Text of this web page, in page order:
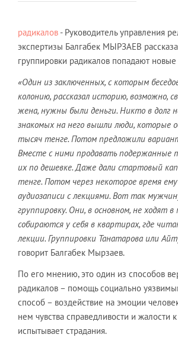
радикалов - Руководитель управления
экспертизы Балгабек МЫРЗАЕВ
группировки радикалов попадают
«Один из заключенных, с которым
колонию, рассказал историю, возможно,
жена, нужны были деньги. Никто в долг
знакомых на него вышли люди, которые
тысяч тенге. Потом предложили
Вместе с ними продавать подержанные
их по дешевке. Даже дали стартовый
тенге. Потом через некоторое время
аудиозаписи с лекциями. Вот так
группировку. Они, в основном, не ходят
собираются у себя в квартирах, где
лекции. Группировки Танатарова или
говорит Балгабек Мырзаев.
По его мнению, это один из способов
радикалов – помощь социально
способ – воздействие на эмоции
нем чувства справедливости и жалости
испытывает страдания.